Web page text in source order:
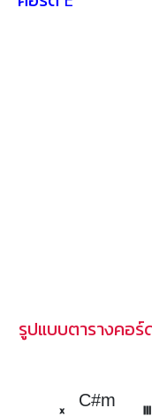
รูปแบบตารางคอ
C#m
x